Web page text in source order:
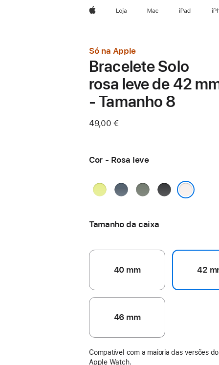
AppleLoja Mac iPad
Só na Apple
Bracelete Solo
rosa leve de 42
- Tamanho 8
49,00 €
Cor - Rosa leve
Amarelo-
Azul-
Verde-Preto
Tamanho da caixa
40 mm 42
46 mm
Compatível com a maioria das versões do
Apple Watch.